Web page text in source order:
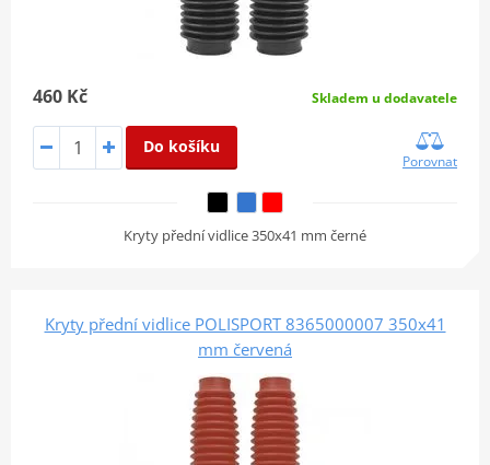
460 Kč Skladem u dodavatele
Do košíku
Porovnat
Kryty přední vidlice 350x41 mm černé
Kryty přední vidlice POLISPORT 8365000007 350x41
mm červená